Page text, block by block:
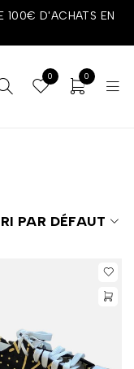
100€ D'ACHATS EN
0 0
PAR DÉFAUT